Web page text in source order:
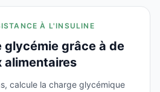
À L'INSULINE
glycémie grâce à de
alimentaires
calcule la charge glycémique